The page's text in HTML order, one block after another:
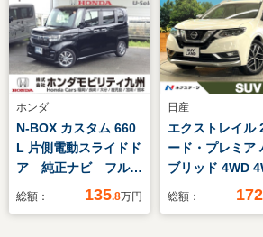
ホンダ
N-BOX カスタム 660
L 片側電動スライドド
ア 純正ナビ フルセ
総額： 135.8万円
日産
エクストレイル
ード・プレミア
ブリッド 4WD
純正9型SDナビ
総額： 172